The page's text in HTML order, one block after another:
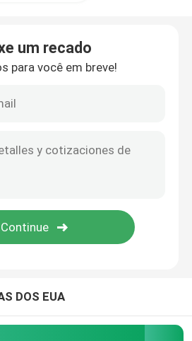
um recado
para você em breve!
DOS EUA